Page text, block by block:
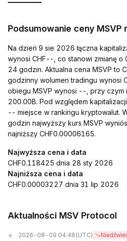
Podsumowanie ceny MSVP
Na dzień 9 sie 2026 łączna
wynosi CHF--, co stanowi zmianę o
24 godzin. Aktualna cena MSVP to
godzinny wolumen tradingu wynosi
obiegu MSVP wynosi --, przy czym
200.00B. Pod względem
-- miejsce w rankingu kryptowalut.
godzin najwyższy kurs MSVP
najniższy CHF0.00006165.
Najwyższa cena i data
CHF0.118425 dnia 28 sty 2026
Najniższa cena i data
CHF0.00003227 dnia 31 lip 2026
Aktualności MSV Protocol
2026-08-09 04:48 (UTC)